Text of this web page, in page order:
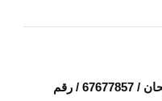
رقم فني ستلايت صبحان / 67677857 / رقم